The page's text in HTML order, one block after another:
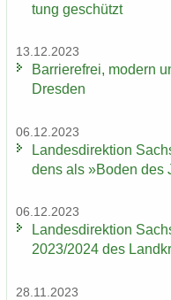
tung ge­schützt
13.12.2023
Bar­rie­re­frei, mo­dern
Dres­den
06.12.2023
Lan­des­di­rek­ti­on
dens als »Boden des
06.12.2023
Lan­des­di­rek­ti­on
2023/2024 des
28.11.2023